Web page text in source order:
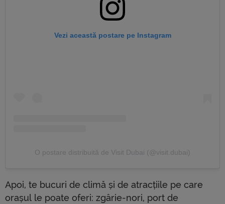
Vezi această postare pe Instagram
O postare distribuită de Visit Dubai (@visit.dubai)
Apoi, te bucuri de climă și de atracțiile pe care
orașul le poate oferi: zgârie-nori, port de